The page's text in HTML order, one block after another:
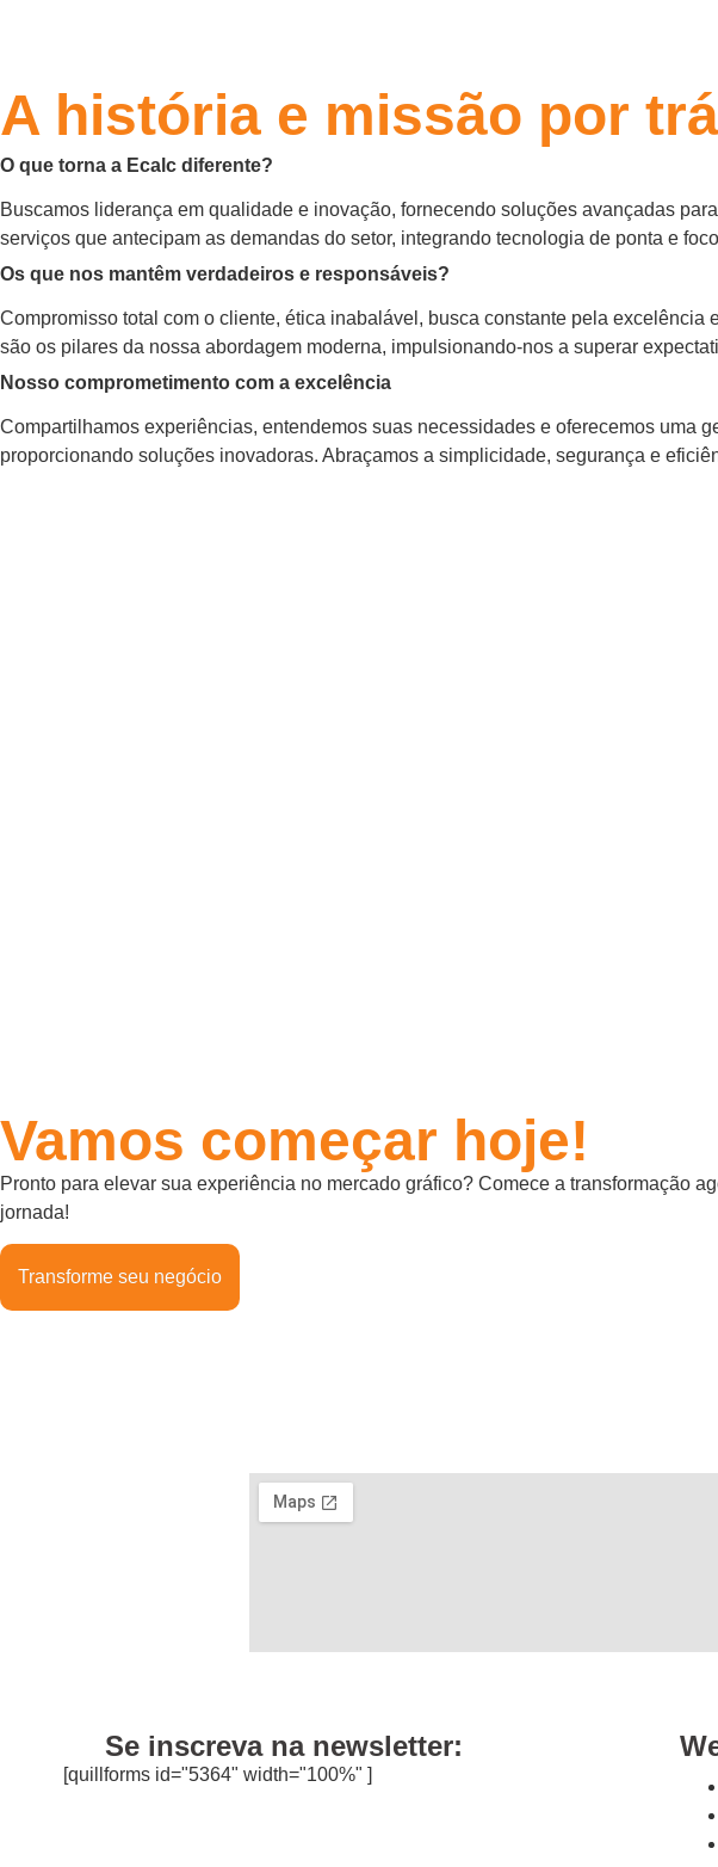
A história e missão por
O que torna a Ecalc diferente?
Buscamos liderança em qualidade e inovação, fornecendo soluções avançadas
serviços que antecipam as demandas do setor, integrando tecnologia de ponta e
Os que nos mantêm verdadeiros e responsáveis?
Compromisso total com o cliente, ética inabalável, busca constante pela
são os pilares da nossa abordagem moderna, impulsionando-nos a superar
Nosso comprometimento com a excelência
Compartilhamos experiências, entendemos suas necessidades e oferecemos uma
proporcionando soluções inovadoras. Abraçamos a simplicidade, segurança e
Vamos começar hoje!
Pronto para elevar sua experiência no mercado gráfico? Comece a transformação
jornada!
Transforme seu negócio
Se inscreva na newsletter:
[quillforms id="5364" width="100%" ]